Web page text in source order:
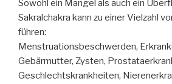
Sowohl ein Mangel als auch ein
Sakralchakra kann zu einer Vielzahl
führen:
Menstruationsbeschwerden,
Gebärmutter, Zysten,
Geschlechtskrankheiten,